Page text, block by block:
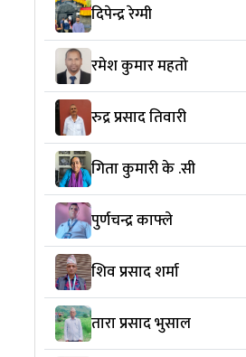
दिपेन्द्र रेग्मी
रमेश कुमार महतो
रुद्र प्रसाद तिवारी
गिता कुमारी के .सी
पुर्णचन्द्र काफ्ले
शिव प्रसाद शर्मा
तारा प्रसाद भुसाल